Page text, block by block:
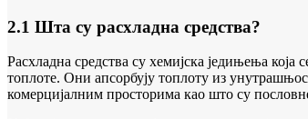
2.1 Шта су расхладна средства?
Расхладна средства су хемијска једињења
топлоте. Они апсорбују топлоту из
комерцијалним просторима као што су